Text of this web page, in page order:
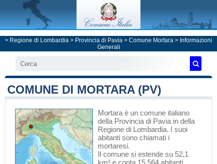
> Regione di Lombardia > Provincia di Pavia > Comune Mortara > Informazioni
Generali
COMUNE DI MORTARA (PV)
Mortara è un comune italiano
della Provincia di Pavia in della
Regione di Lombardia. I suoi
abitanti sono chiamati i
mortaresi.
Il comune si estende su 52,1
km² e conta 15 564 abitanti